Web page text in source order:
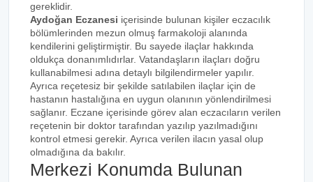
gereklidir.
Aydoğan Eczanesi içerisinde bulunan kişiler eczacılık
bölümlerinden mezun olmuş farmakoloji alanında
kendilerini geliştirmiştir. Bu sayede ilaçlar hakkında
oldukça donanımlıdırlar. Vatandaşların ilaçları doğru
kullanabilmesi adına detaylı bilgilendirmeler yapılır.
Ayrıca reçetesiz bir şekilde satılabilen ilaçlar için de
hastanın hastalığına en uygun olanının yönlendirilmesi
sağlanır. Eczane içerisinde görev alan eczacıların verilen
reçetenin bir doktor tarafından yazılıp yazılmadığını
kontrol etmesi gerekir. Ayrıca verilen ilacın yasal olup
olmadığına da bakılır.
Merkezi Konumda Bulunan